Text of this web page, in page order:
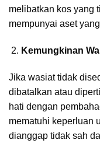
melibatkan kos yang
mempunyai aset
Kemungkinan
Jika wasiat tidak
dibatalkan atau
hati dengan
mematuhi keperluan
dianggap tidak sah